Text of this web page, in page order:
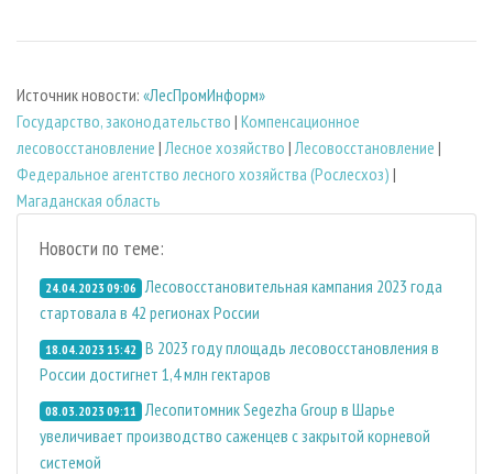
Источник новости: «ЛесПромИнформ»
Государство, законодательство | Компенсационное
лесовосстановление |Лесное хозяйство |Лесовосстановление |
Федеральное агентство лесного хозяйства (Рослесхоз) |
Магаданская область
Новости по теме:
24.04.2023 09:06 Лесовосстановительная кампания 2023 года
стартовала в 42 регионах России
18.04.2023 15:42 В 2023 году площадь лесовосстановления в
России достигнет 1,4 млн гектаров
08.03.2023 09:11 Лесопитомник Segezha Group в Шарье
увеличивает производство саженцев с закрытой корневой
системой